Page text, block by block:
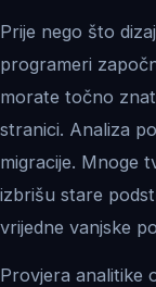
Prije nego što
programeri
morate točno
stranici. Analiza
migracije. Mnoge
izbrišu stare
vrijedne vanjske
Provjera analitike